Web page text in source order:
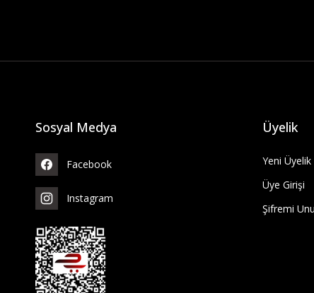
Sosyal Medya
Facebook
Instagram
Üyelik
Yeni Üyelik
Üye Girişi
Şifremi